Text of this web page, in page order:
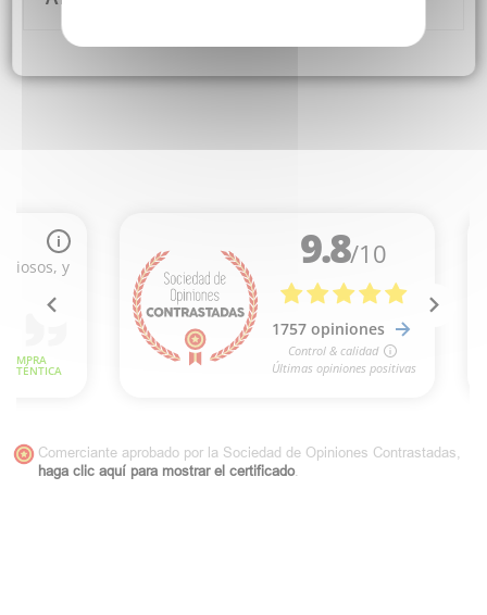
Comerciante aprobado por la Sociedad de Opiniones Contrastadas,
haga clic aquí para mostrar el certificado.